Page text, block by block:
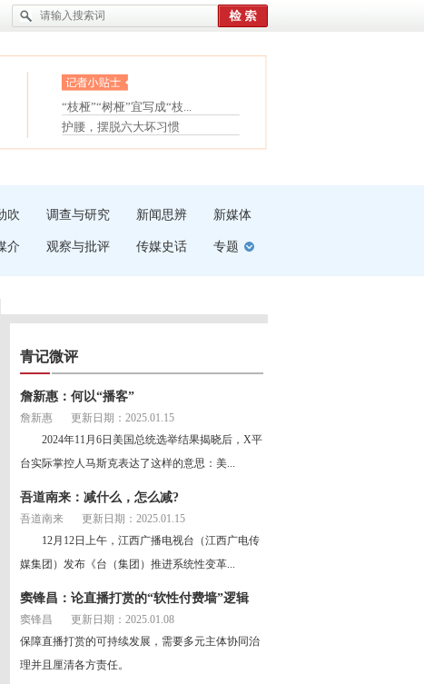
眼白变红或是结膜下出血
“枝桠”“树桠”宜写成“枝...
夏天缓解疲劳有三招
护腰，摆脱六大坏习惯
受伤了冰敷还是热敷
白内障治疗的误区
吹 调查与研究 新闻思辨 新媒体
介 观察与批评 传媒史话 专题
青记微评
詹新惠：何以“播客”
詹新惠
更新日期：2025.01.15
2024年11月6日美国总统选举结果揭晓后，X平
台实际掌控人马斯克表达了这样的意思：美...
吾道南来：减什么，怎么减?
吾道南来
更新日期：2025.01.15
12月12日上午，江西广播电视台（江西广电传
媒集团）发布《台（集团）推进系统性变革...
窦锋昌：论直播打赏的“软性付费墙”逻辑
窦锋昌
更新日期：2025.01.08
保障直播打赏的可持续发展，需要多元主体协同治
理并且厘清各方责任。